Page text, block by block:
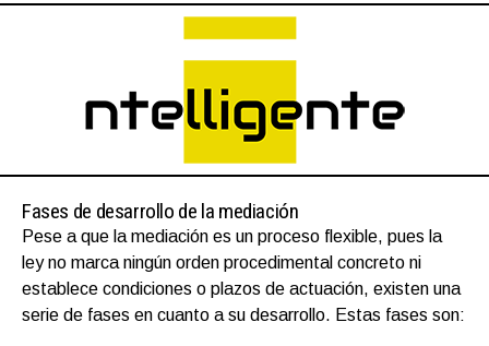
Fases de desarrollo de la mediación
Pese a que la mediación es un proceso flexible, pues la
ley no marca ningún orden procedimental concreto ni
establece condiciones o plazos de actuación, existen una
serie de fases en cuanto a su desarrollo. Estas fases son: